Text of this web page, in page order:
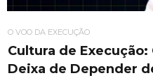
O VOO DA EXECUÇÃO
Cultura de
Deixa de Depender